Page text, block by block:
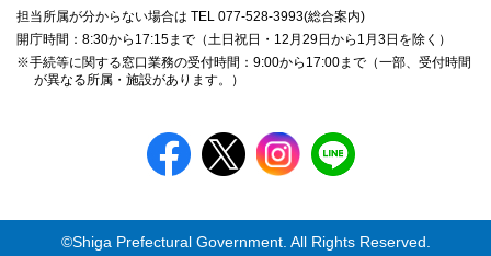
担当所属が分からない場合は TEL 077-528-3993(総合案内)
開庁時間：8:30から17:15まで（土日祝日・12月29日から1月3日を除く）
※手続等に関する窓口業務の受付時間：9:00から17:00まで（一部、受付時間
が異なる所属・施設があります。）
©Shiga Prefectural Government. All Rights Reserved.